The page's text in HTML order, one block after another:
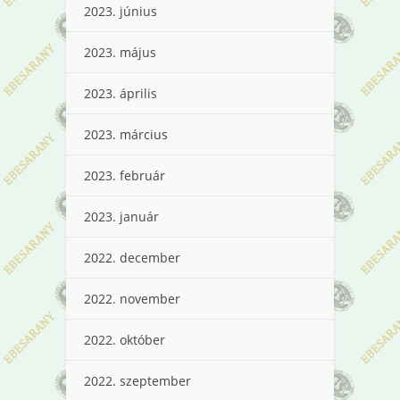
2023. június
2023. május
2023. április
2023. március
2023. február
2023. január
2022. december
2022. november
2022. október
2022. szeptember